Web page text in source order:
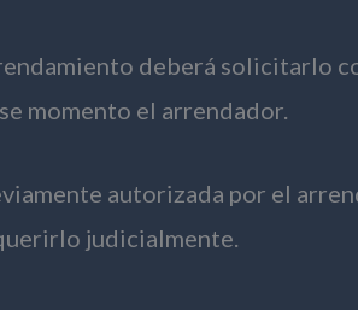
deberá solicitarlo
momento el arrendador.
autorizada por el
judicialmente.